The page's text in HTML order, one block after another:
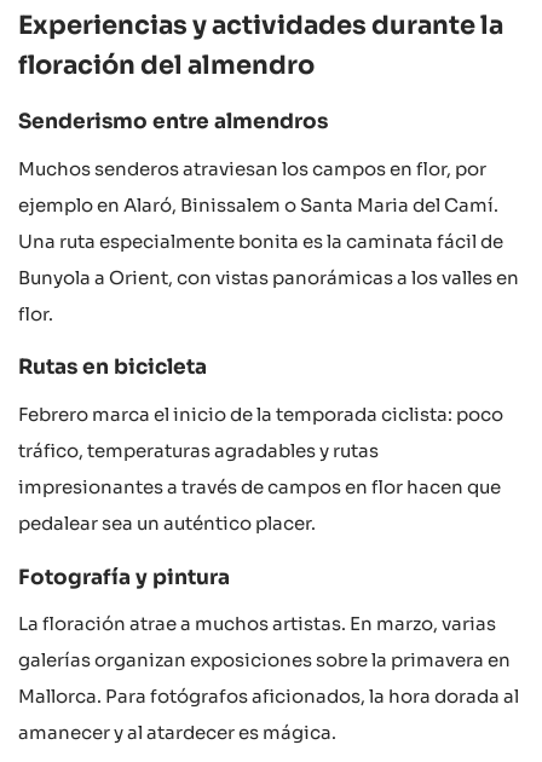
Experiencias y actividades durante la
floración del almendro
Senderismo entre almendros
Muchos senderos atraviesan los campos en flor, por
ejemplo en Alaró, Binissalem o Santa Maria del Camí.
Una ruta especialmente bonita es la caminata fácil de
Bunyola a Orient, con vistas panorámicas a los valles en
flor.
Rutas en bicicleta
Febrero marca el inicio de la temporada ciclista: poco
tráfico, temperaturas agradables y rutas
impresionantes a través de campos en flor hacen que
pedalear sea un auténtico placer.
Fotografía y pintura
La floración atrae a muchos artistas. En marzo, varias
galerías organizan exposiciones sobre la primavera en
Mallorca. Para fotógrafos aficionados, la hora dorada al
amanecer y al atardecer es mágica.